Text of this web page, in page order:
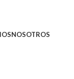
NOSOTROS